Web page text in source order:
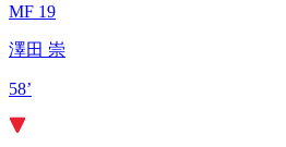
MF 19
澤田 崇
58’